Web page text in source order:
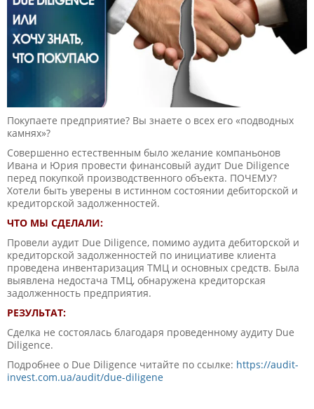
Покупаете предприятие? Вы знаете о всех его «подводных
камнях»?
Совершенно естественным было желание компаньонов
Ивана и Юрия провести финансовый аудит Due Diligence
перед покупкой производственного объекта. ПОЧЕМУ?
Хотели быть уверены в истинном состоянии дебиторской и
кредиторской задолженностей.
ЧТО МЫ СДЕЛАЛИ:
Провели аудит Due Diligence, помимо аудита дебиторской и
кредиторской задолженностей по инициативе клиента
проведена инвентаризация ТМЦ и основных средств. Была
выявлена недостача ТМЦ, обнаружена кредиторская
задолженность предприятия.
РЕЗУЛЬТАТ:
Сделка не состоялась благодаря проведенному аудиту Due
Diligence.
Подробнее о Due Diligence читайте по ссылке: https://audit-
invest.com.ua/audit/due-diligene